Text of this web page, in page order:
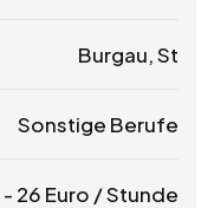
Burgau, St
Sonstige Berufe
- 26 Euro / Stunde